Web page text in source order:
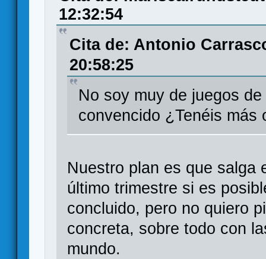
12:32:54
Cita de: Antonio
20:58:25
No soy muy de juegos
convencido ¿Tenéis más
Nuestro plan es que salga
último trimestre si es
concluido, pero no quiero
concreta, sobre todo con
mundo.